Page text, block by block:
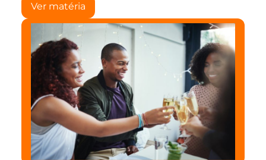
Ver matéria